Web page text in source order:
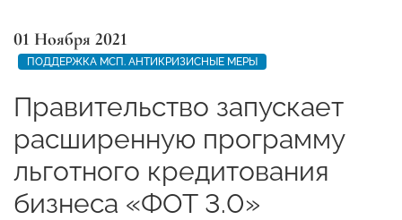
01 Ноября 2021
ПОДДЕРЖКА МСП. АНТИКРИЗИСНЫЕ МЕРЫ
Правительство запускает
расширенную программу
льготного кредитования
бизнеса «ФОТ 3.0»